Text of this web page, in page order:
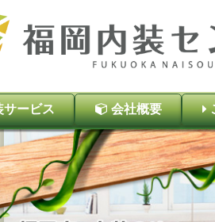
ービス 会社概要